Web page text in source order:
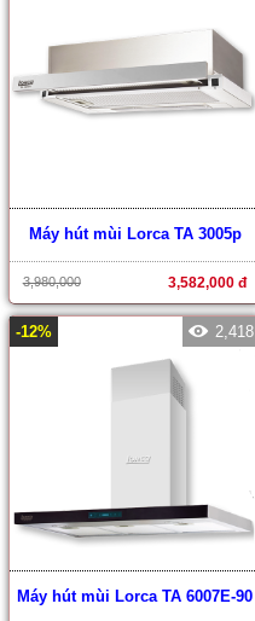
Máy hút mùi Lorca TA 3005p
3,980,000 3,582,000 đ
-12% 2,418
Máy hút mùi Lorca TA 6007E-90